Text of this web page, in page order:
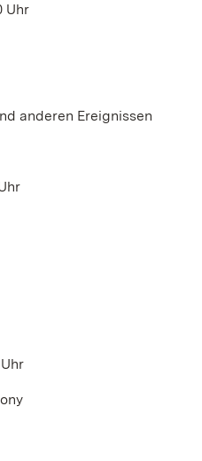
Uhr
anderen Ereignissen